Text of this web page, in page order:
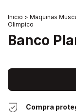
Inicio > Maquinas
Olimpico
Banco
Compra